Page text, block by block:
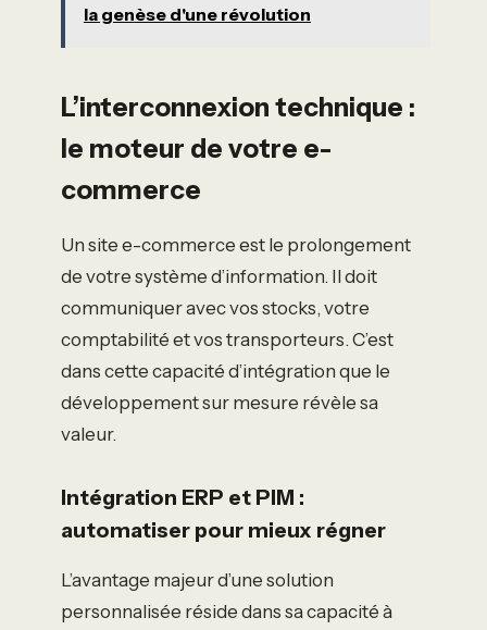
la genèse d'une révolution
L’interconnexion technique :
le moteur de votre e-
commerce
Un site e-commerce est le prolongement
de votre système d’information. Il doit
communiquer avec vos stocks, votre
comptabilité et vos transporteurs. C’est
dans cette capacité d’intégration que le
développement sur mesure révèle sa
valeur.
Intégration ERP et PIM :
automatiser pour mieux régner
L’avantage majeur d’une solution
personnalisée réside dans sa capacité à